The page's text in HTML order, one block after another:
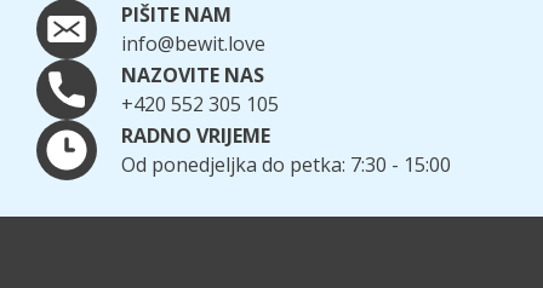
PIŠITE NAM
info@bewit.love
NAZOVITE NAS
+420 552 305 105
RADNO VRIJEME
Od ponedjeljka do petka: 7:30 - 15:00